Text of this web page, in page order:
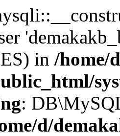
in /home/
:
d/